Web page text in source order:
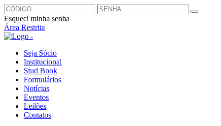
Esqueci minha senha
Área Restrita
Seja Sócio
Institucional
Stud Book
Formulários
Notícias
Eventos
Leilões
Contatos